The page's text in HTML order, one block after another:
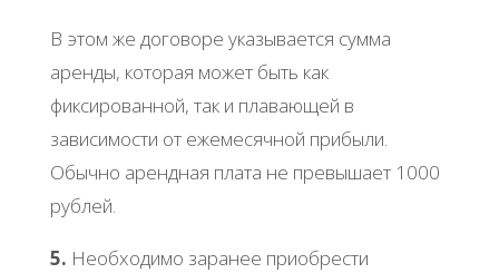
В этом же договоре указывается сумма
аренды, которая может быть как
фиксированной, так и плавающей в
зависимости от ежемесячной прибыли.
Обычно арендная плата не превышает 1000
рублей.
5. Необходимо заранее приобрести